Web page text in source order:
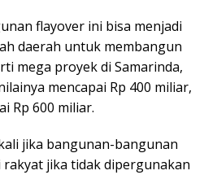
flayover ini bisa menjadi
daerah untuk membangun
mega proyek di Samarinda,
mencapai Rp 400 miliar,
Rp 600 miliar.
jika bangunan-bangunan
rakyat jika tidak dipergunakan